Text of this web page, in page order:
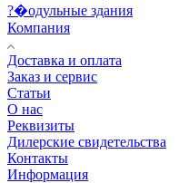
?�одульные здания
Компания
Доставка и оплата
Заказ и сервис
Статьи
О нас
Реквизиты
Дилерские свидетельства
Контакты
Информация